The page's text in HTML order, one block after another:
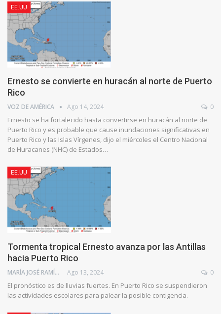
EE.UU
Ernesto se convierte en huracán al norte de Puerto
Rico
VOZ DE AMÉRICA Ago 14, 2024 0
Ernesto se ha fortalecido hasta convertirse en huracán al norte de
Puerto Rico y es probable que cause inundaciones significativas en
Puerto Rico y las Islas Vírgenes, dijo el miércoles el Centro Nacional
de Huracanes (NHC) de Estados…
EE.UU
Tormenta tropical Ernesto avanza por las Antillas
hacia Puerto Rico
MARÍA JOSÉ RAMÍREZ BRAIZ Ago 13, 2024 0
El pronóstico es de lluvias fuertes. En Puerto Rico se suspendieron
las actividades escolares para palear la posible contigencia.